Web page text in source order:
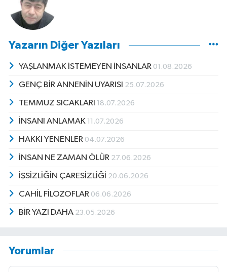
Yazarın Diğer Yazıları
YAŞLANMAK İSTEMEYEN İNSANLAR 01.08.2026
GENÇ BİR ANNENİN UYARISI 25.07.2026
TEMMUZ SICAKLARI 18.07.2026
İNSANI ANLAMAK 11.07.2026
HAKKI YENENLER 04.07.2026
İNSAN NE ZAMAN ÖLÜR 27.06.2026
İŞSİZLİĞİN ÇARESİZLİĞİ 20.06.2026
CAHİL FİLOZOFLAR 06.06.2026
BİR YAZI DAHA 23.05.2026
Yorumlar